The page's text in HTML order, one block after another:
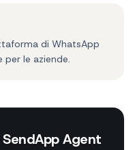
di WhatsApp
per le aziende.
Agent